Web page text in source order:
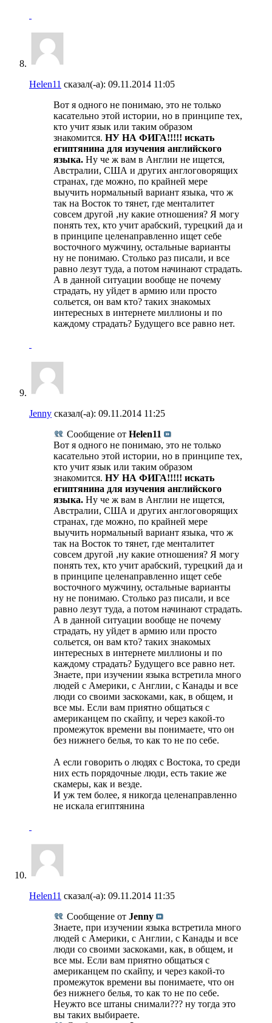
Helen11 сказал(-а): 09.11.2014 11:05
Вот я одного не понимаю, это не только
касательно этой истории, но в принципе тех,
кто учит язык или таким образом
знакомится. НУ НА ФИГА!!!!! искать
египтянина для изучения английского
языка. Ну че ж вам в Англии не ищется,
Австралии, США и других англоговорящих
странах, где можно, по крайней мере
выучить нормальный вариант языка, что ж
так на Восток то тянет, где менталитет
совсем другой ,ну какие отношения? Я могу
понять тех, кто учит арабский, турецкий да и
в принципе целенаправленно ищет себе
восточного мужчину, остальные варианты
ну не понимаю. Столько раз писали, и все
равно лезут туда, а потом начинают страдать.
А в данной ситуации вообще не почему
страдать, ну уйдет в армию или просто
сольется, он вам кто? таких знакомых
интересных в интернете миллионы и по
каждому страдать? Будущего все равно нет.
Jenny сказал(-а): 09.11.2014 11:25
Сообщение от Helen11
Вот я одного не понимаю, это не только
касательно этой истории, но в принципе тех,
кто учит язык или таким образом
знакомится. НУ НА ФИГА!!!!! искать
египтянина для изучения английского
языка. Ну че ж вам в Англии не ищется,
Австралии, США и других англоговорящих
странах, где можно, по крайней мере
выучить нормальный вариант языка, что ж
так на Восток то тянет, где менталитет
совсем другой ,ну какие отношения? Я могу
понять тех, кто учит арабский, турецкий да и
в принципе целенаправленно ищет себе
восточного мужчину, остальные варианты
ну не понимаю. Столько раз писали, и все
равно лезут туда, а потом начинают страдать.
А в данной ситуации вообще не почему
страдать, ну уйдет в армию или просто
сольется, он вам кто? таких знакомых
интересных в интернете миллионы и по
каждому страдать? Будущего все равно нет.
Знаете, при изучении языка встретила много
людей с Америки, с Англии, с Канады и все
люди со своими заскоками, как, в общем, и
все мы. Если вам приятно общаться с
американцем по скайпу, и через какой-то
промежуток времени вы понимаете, что он
без нижнего белья, то как то не по себе.
А если говорить о людях с Востока, то среди
них есть порядочные люди, есть такие же
скамеры, как и везде.
И уж тем более, я никогда целенаправленно
не искала египтянина
Helen11 сказал(-а): 09.11.2014 11:35
Сообщение от Jenny
Знаете, при изучении языка встретила много
людей с Америки, с Англии, с Канады и все
люди со своими заскоками, как, в общем, и
все мы. Если вам приятно общаться с
американцем по скайпу, и через какой-то
промежуток времени вы понимаете, что он
без нижнего белья, то как то не по себе.
Неужто все штаны снимали??? ну тогда это
вы таких выбираете.